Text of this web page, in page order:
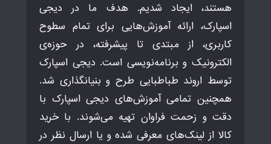
هستند، ایجاد شدیم. هدف ما در دیجی
اسپارک، ارائه آموزش‌هایی برای تمام سطوح
کاربری، از مبتدی تا پیشرفته، در حوزه‌ی
الکترونیک و برنامه‌نویسی است. دیجی اسپارک
توسط اروند طباطبایی طرح و بنیانگذاری شد.
همچنین تمامی آموزش‌های دیجی اسپارک با
دقت و زحمت فراوان تهیه می‌شوند. با خرید
کالا از لینک‌های معرفی شده و یا ارسال نظر در